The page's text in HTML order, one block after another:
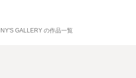
GALLERY の作品一覧